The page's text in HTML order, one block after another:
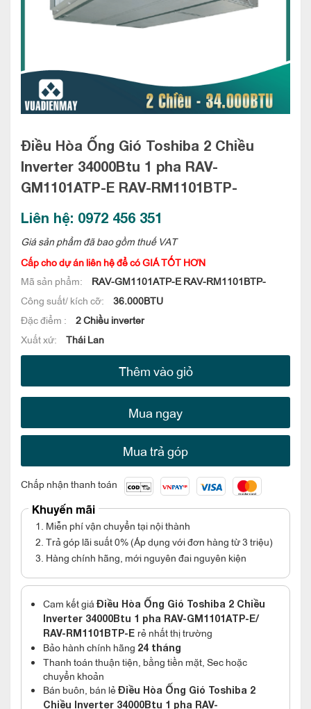
Điều Hòa Ống Gió Toshiba 2 Chiều
Inverter 34000Btu 1 pha RAV-
GM1101ATP-E RAV-RM1101BTP-
Liên hệ: 0972 456 351
Giá sản phẩm đã bao gồm thuế VAT
Cấp cho dự án liên hệ để có GIÁ TỐT HƠN
Mã sản phẩm:
RAV-GM1101ATP-E RAV-RM1101BTP-
Công suất/ kích cỡ:
36.000BTU
Đặc điểm :
2 Chiều inverter
Xuất xứ:
Thái Lan
Thêm vào giỏ
Mua ngay
Mua trả góp
Chấp nhận thanh toán
Khuyến mãi
1. Miễn phí vận chuyển tại nội thành
2. Trả góp lãi suất 0% (Áp dụng với đơn hàng từ 3 triệu)
3. Hàng chính hãng, mới nguyên đai nguyên kiện
Cam kết giá Điều Hòa Ống Gió Toshiba 2 Chiều
Inverter 34000Btu 1 pha RAV-GM1101ATP-E/
RAV-RM1101BTP-E rẻ nhất thị trường
Bảo hành chính hãng 24 tháng
Thanh toán thuận tiện, bằng tiền mặt, Sec hoặc
chuyển khoản
Bán buôn, bán lẻĐiều Hòa Ống Gió Toshiba 2
Chiều Inverter 34000Btu 1 pha RAV-